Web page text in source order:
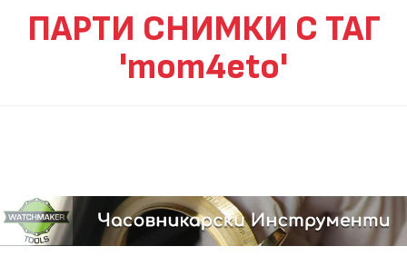
ПАРТИ СНИМКИ С ТАГ
'mom4eto'